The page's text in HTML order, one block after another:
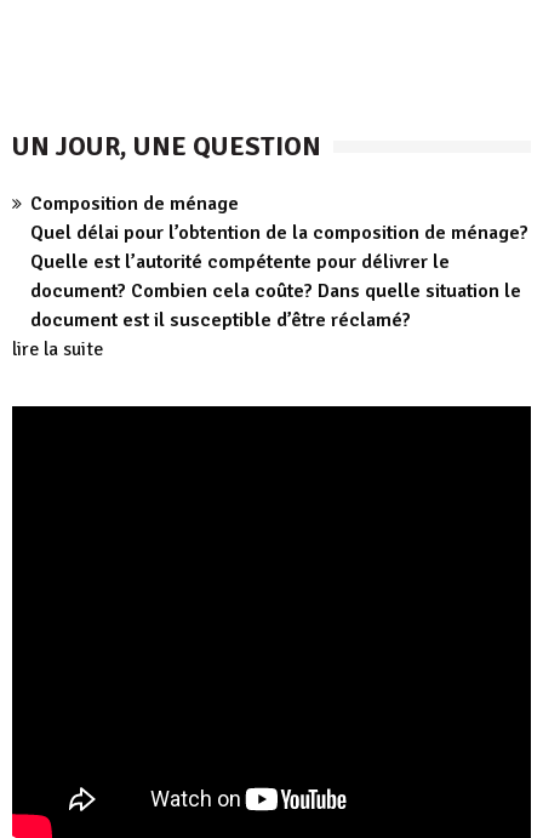
UN JOUR, UNE QUESTION
Composition de ménage
Quel délai pour l’obtention de la composition de ménage?
Quelle est l’autorité compétente pour délivrer le
document? Combien cela coûte? Dans quelle situation le
document est il susceptible d’être réclamé?
lire la suite